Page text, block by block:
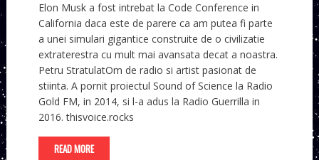
Elon Musk a fost intrebat la Code Conference in
California daca este de parere ca am putea fi parte
a unei simulari gigantice construite de o civilizatie
extraterestra cu mult mai avansata decat a noastra.
Petru StratulatOm de radio si artist pasionat de
stiinta. A pornit proiectul Sound of Science la Radio
Gold FM, in 2014, si l-a adus la Radio Guerrilla in
2016. thisvoice.rocks
READ MORE